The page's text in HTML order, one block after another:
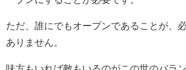
ただ、誰にでもオープンであることが、
ありません。
味方もいれば敵もいるのがこの世のバラ